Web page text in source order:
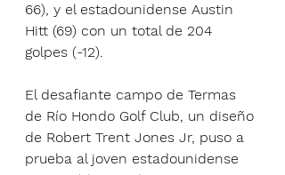
66), y el estadounidense Austin
Hitt (69) con un total de 204
golpes (-12).
El desafiante campo de Termas
de Río Hondo Golf Club, un diseño
de Robert Trent Jones Jr, puso a
prueba al joven estadounidense